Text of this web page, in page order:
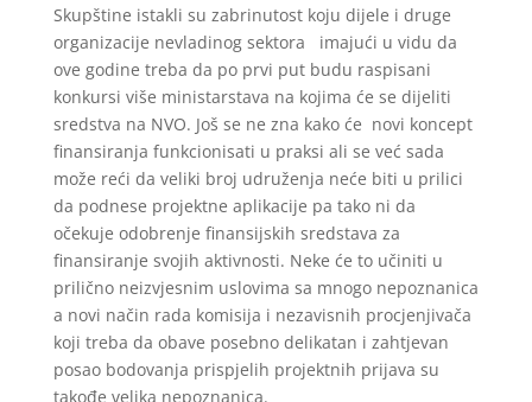
Skupštine istakli su zabrinutost koju dijele i druge
organizacije nevladinog sektora imajući u vidu da
ove godine treba da po prvi put budu raspisani
konkursi više ministarstava na kojima će se dijeliti
sredstva na NVO. Još se ne zna kako će novi koncept
finansiranja funkcionisati u praksi ali se već sada
može reći da veliki broj udruženja neće biti u prilici
da podnese projektne aplikacije pa tako ni da
očekuje odobrenje finansijskih sredstava za
finansiranje svojih aktivnosti. Neke će to učiniti u
prilično neizvjesnim uslovima sa mnogo nepoznanica
a novi način rada komisija i nezavisnih procjenjivača
koji treba da obave posebno delikatan i zahtjevan
posao bodovanja prispjelih projektnih prijava su
takođe velika nepoznanica.